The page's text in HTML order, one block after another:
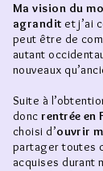
Ma vision du
agrandit et j’ai
peut être de
autant
nouveaux
Suite à
donc rentrée en
choisi d’ouvrir
partager toutes
acquises durant